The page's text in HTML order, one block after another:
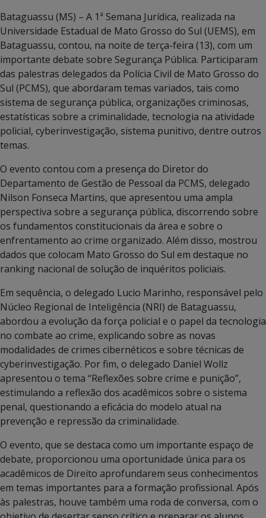
Bataguassu (MS) – A 1ª Semana Jurídica, realizada na
Universidade Estadual de Mato Grosso do Sul (UEMS), em
Bataguassu, contou, na noite de terça-feira (13), com um
importante debate sobre Segurança Pública. Participaram
das palestras delegados da Polícia Civil de Mato Grosso do
Sul (PCMS), que abordaram temas variados, tais como
sistema de segurança pública, organizações criminosas,
estatísticas sobre a criminalidade, tecnologia na atividade
policial, cyberinvestigação, sistema punitivo, dentre outros
temas.
O evento contou com a presença do Diretor do
Departamento de Gestão de Pessoal da PCMS, delegado
Nilson Fonseca Martins, que apresentou uma ampla
perspectiva sobre a segurança pública, discorrendo sobre
os fundamentos constitucionais da área e sobre o
enfrentamento ao crime organizado. Além disso, mostrou
dados que colocam Mato Grosso do Sul em destaque no
ranking nacional de solução de inquéritos policiais.
Em sequência, o delegado Lucio Marinho, responsável pelo
Núcleo Regional de Inteligência (NRI) de Bataguassu,
abordou a evolução da força policial e o papel da tecnologia
no combate ao crime, explicando sobre as novas
modalidades de crimes cibernéticos e sobre técnicas de
cyberinvestigação. Por fim, o delegado Daniel Wollz
apresentou o tema “Reflexões sobre crime e punição”,
estimulando a reflexão dos acadêmicos sobre o sistema
penal, questionando a eficácia do modelo atual na
prevenção e repressão da criminalidade.
O evento, que se destaca como um importante espaço de
debate, proporcionou uma oportunidade única para os
acadêmicos de Direito aprofundarem seus conhecimentos
em temas importantes para a formação profissional. Após
às palestras, houve também uma roda de conversa, com o